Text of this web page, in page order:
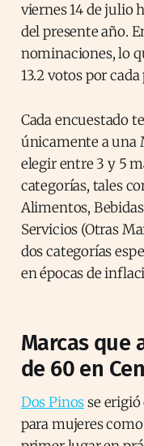
viernes 14 de julio
del presente año.
nominaciones, lo
13.2 votos por
Cada encuestado
únicamente a una
elegir entre 3 y 5
categorías, tales
Alimentos,
Servicios (Otras
dos categorías
en épocas de
Marcas que
de 60 en
Dos Pinosse
para mujeres